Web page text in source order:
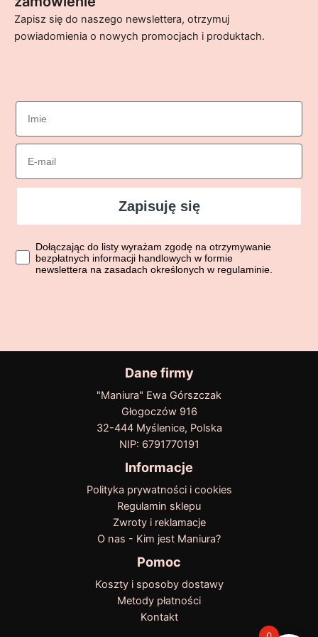
Zapisz się do naszego newslettera, otrzymuj
powiadomienia o nowych promocjach i produktach.
imie
Email
Zapisuję się
Dołączając do listy wyrażasz zgodę na otrzymywanie
Dołączając do listy wyrażam zgodę na otrzymywanie
bezpłatnych informacji handlowych w formie
newslettera na zasadach określonych w regulaminie.
Dane firmy
"Maniura" Ewa Górszczak
Głogoczów 916
32-444 Myślenice, Polska
NIP: 6791770191
Informacje
Polityka prywatności i cookies
Regulamin sklepu
Zwroty i reklamacje
O nas - Kim jest Maniura?
Pomoc
Koszty i sposoby dostawy
Metody płatności
Kontakt